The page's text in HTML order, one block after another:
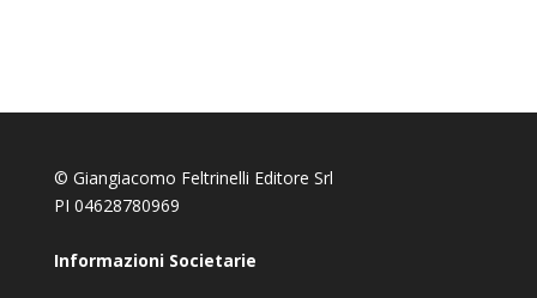
© Giangiacomo Feltrinelli Editore Srl
PI 04628780969
Informazioni Societarie